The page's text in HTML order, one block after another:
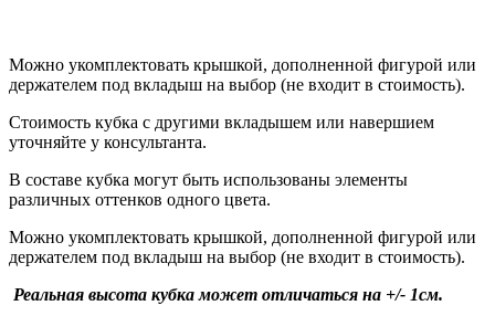
Можно укомплектовать крышкой, дополненной фигурой или
держателем под вкладыш на выбор (не входит в стоимость).
Стоимость кубка с другими вкладышем или навершием
уточняйте у консультанта.
В составе кубка могут быть использованы элементы
различных оттенков одного цвета.
Можно укомплектовать крышкой, дополненной фигурой или
держателем под вкладыш на выбор (не входит в стоимость).
Реальная высота кубка может отличаться на +/- 1см.